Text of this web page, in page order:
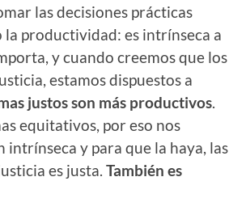
las decisiones prácticas
productividad: es intrínseca a
y cuando creemos que los
estamos dispuestos a
justos son más productivos.
equitativos, por eso nos
y para que la haya, las
es justa. También es